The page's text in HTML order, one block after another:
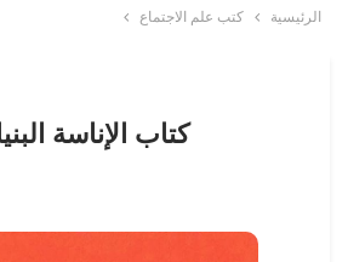
الرئيسية كتب علم الاجتماع
كتاب الإناسة